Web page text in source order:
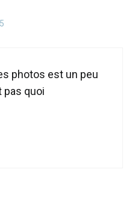
photos est un peu
pas quoi